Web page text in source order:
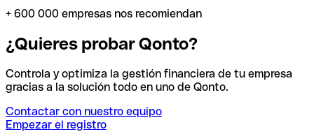
+ 600 000 empresas nos recomiendan
¿Quieres probar Qonto?
Controla y optimiza la gestión financiera de tu empresa
gracias a la solución todo en uno de Qonto.
Contactar con nuestro equipo
Empezar el registro